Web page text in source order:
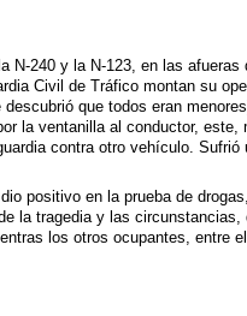
N-240 y la N-123, en las afueras
Civil de Tráfico montan su
que todos eran
la ventanilla al conductor, este,
contra otro vehículo. Sufrió
positivo en la prueba de
la tragedia y las circunstancias,
los otros ocupantes, entre